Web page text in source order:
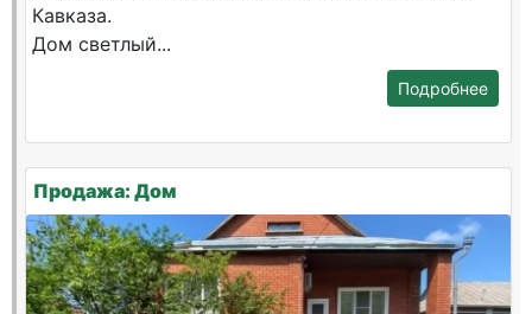
Кавказа.
Дом светлый...
Подробнее
Продажа: Дом